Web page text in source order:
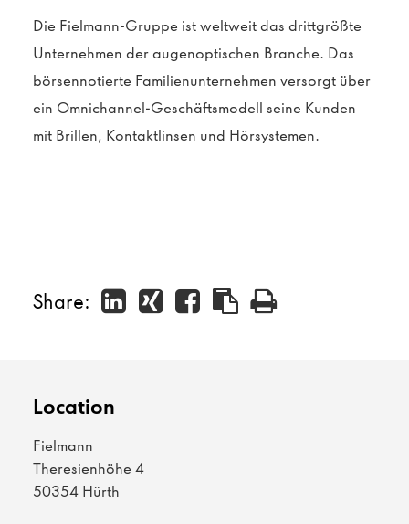
Die Fielmann-Gruppe ist weltweit das drittgrößte
Unternehmen der augenoptischen Branche. Das
börsennotierte Familienunternehmen versorgt über
ein Omnichannel-Geschäftsmodell seine Kunden
mit Brillen, Kontaktlinsen und Hörsystemen.
Share:
Location
Fielmann
Theresienhöhe 4
50354 Hürth